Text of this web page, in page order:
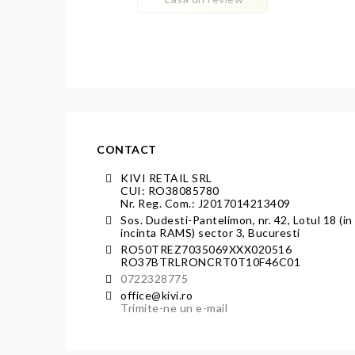
CONTACT
KIVI RETAIL SRL
CUI: RO38085780
Nr. Reg. Com.: J2017014213409
Sos. Dudesti-Pantelimon, nr. 42, Lotul 18 (in
incinta RAMS) sector 3, Bucuresti
RO50TREZ7035069XXX020516
RO37BTRLRONCRT0T10F46C01
0722328775
office@kivi.ro
Trimite-ne un e-mail